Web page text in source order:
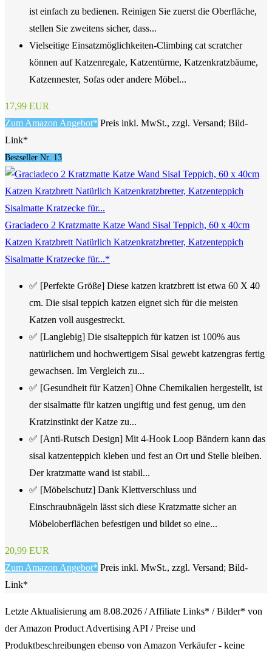
ist einfach zu bedienen. Reinigen Sie zuerst die Oberfläche,
stellen Sie zweitens sicher, dass...
Vielseitige Einsatzmöglichkeiten-Climbing cat scratcher
können auf Katzenregale, Katzentürme, Katzenkratzbäume,
Katzennester, Sofas oder andere Möbel...
17,99 EUR
Zum Amazon Angebot* Preis inkl. MwSt., zzgl. Versand; Bild-
Link*
Bestseller Nr. 13
Graciadeco 2 Kratzmatte Katze Wand Sisal Teppich, 60 x 40cm
Katzen Kratzbrett Natürlich Katzenkratzbretter, Katzenteppich
Sisalmatte Kratzecke für...*
✅ [Perfekte Größe] Diese katzen kratzbrett ist etwa 60 X 40
cm. Die sisal teppich katzen eignet sich für die meisten
Katzen voll ausgestreckt.
✅ [Langlebig] Die sisalteppich für katzen ist 100% aus
natürlichem und hochwertigem Sisal gewebt katzengras fertig
gewachsen. Im Vergleich zu...
✅ [Gesundheit für Katzen] Ohne Chemikalien hergestellt, ist
der sisalmatte für katzen ungiftig und fest genug, um den
Kratzinstinkt der Katze zu...
✅ [Anti-Rutsch Design] Mit 4-Hook Loop Bändern kann das
sisal katzenteppich kleben und fest an Ort und Stelle bleiben.
Der kratzmatte wand ist stabil...
✅ [Möbelschutz] Dank Klettverschluss und
Einschraubnägeln lässt sich diese Kratzmatte sicher an
Möbeloberflächen befestigen und bildet so eine...
20,99 EUR
Zum Amazon Angebot* Preis inkl. MwSt., zzgl. Versand; Bild-
Link*
Letzte Aktualisierung am 8.08.2026 / Affiliate Links* / Bilder* von
der Amazon Product Advertising API / Preise und
Produktbeschreibungen ebenso von Amazon Verkäufer - keine